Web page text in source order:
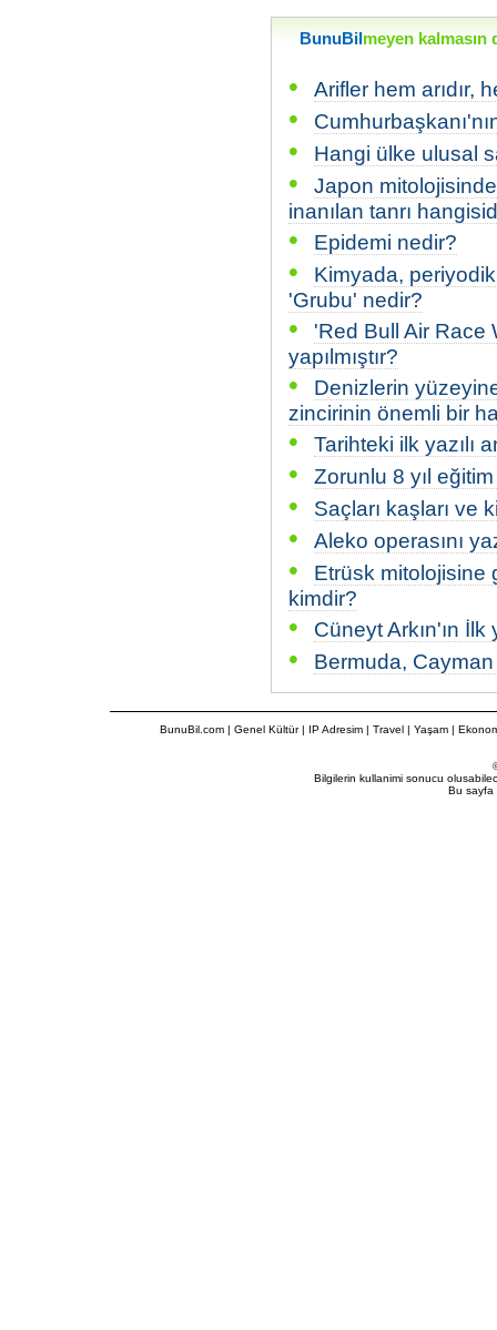
BunuBil meyen kalmasın
• Arifler hem arıdır,
•
• Hangi ülke ulusal
•
Japon
inanılan tanrı
• Epidemi nedir?
•
Kimyada,
'Grubu' nedir?
•
'Red Bull Air Race
yapılmıştır?
•
Denizlerin
zincirinin önemli bir
• Tarihteki ilk yazılı
• Zorunlu 8 yıl eğitim
• Saçları kaşları ve
• Aleko operasını
•
Etrüsk mitolojisine
kimdir?
• Cüneyt Arkın'ın
• Bermuda, Cayman
BunuBil.com| Genel Kültür| IP Adresim| Travel| Yaşam |
Bilgilerin kullanimi sonucu
Bu sayfa